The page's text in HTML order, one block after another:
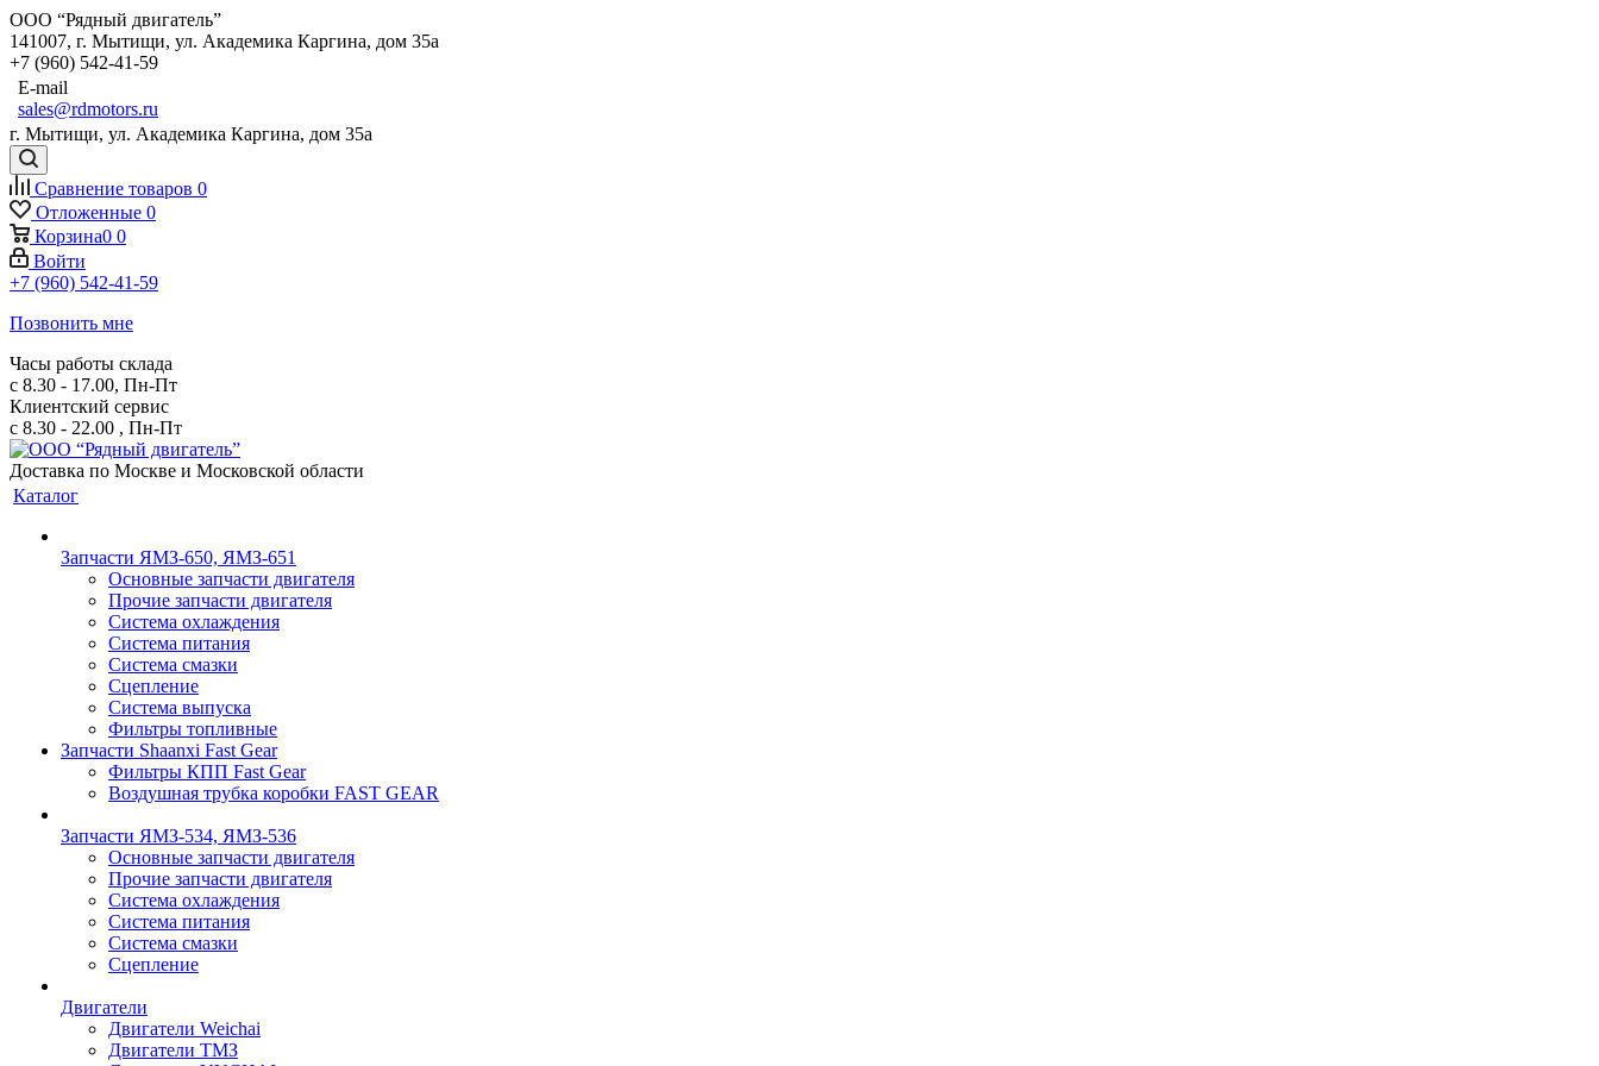
ООО “Рядный двигатель”
141007, г. Мытищи, ул. Академика Каргина, дом 35а
+7 (960) 542-41-59
E-mail
sales@rdmotors.ru
г. Мытищи, ул. Академика Каргина, дом 35а
Сравнение товаров 0
Отложенные 0
Корзина0 0
Войти
+7 (960) 542-41-59
Позвонить мне
Часы работы склада
с 8.30 - 17.00, Пн-Пт
Клиентский сервис
с 8.30 - 22.00 , Пн-Пт
Доставка по Москве и Московской области
Каталог
Запчасти ЯМЗ-650, ЯМЗ-651
Основные запчасти двигателя
Прочие запчасти двигателя
Система охлаждения
Система питания
Система смазки
Сцепление
Система выпуска
Фильтры топливные
Запчасти Shaanxi Fast Gear
Фильтры КПП Fast Gear
Воздушная трубка коробки FAST GEAR
Запчасти ЯМЗ-534, ЯМЗ-536
Основные запчасти двигателя
Прочие запчасти двигателя
Система охлаждения
Система питания
Система смазки
Сцепление
Двигатели
Двигатели Weichai
Двигатели ТМЗ